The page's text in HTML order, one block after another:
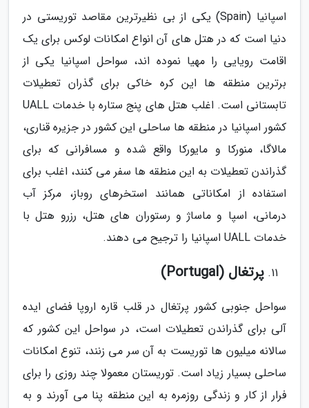
اسپانیا (Spain) یکی از بی نظیرترین مقاصد توریستی در
دنیا است که در هتل های آن انواع امکانات لوکس برای یک
اقامت رویایی را مهیا نموده اند، سواحل اسپانیا یکی از
برترین منطقه ها این کره خاکی برای گذران تعطیلات
تابستانی است. اغلب هتل های پنج ستاره با خدمات UALL
کشور اسپانیا در منطقه ها ساحلی این کشور در جزیره قناری،
مالاگا، منورکا و مایورکا واقع شده و مسافرانی که برای
گذراندن تعطیلات به این منطقه ها سفر می کنند، اغلب برای
استفاده از امکاناتی همانند استخرهای روباز، مرکز آب
درمانی، اسپا و ماساژ و رستوران های هتل، رزرو هتل با
خدمات UALL اسپانیا را ترجیح می دهند.
پرتغال (Portugal)
سواحل جنوبی کشور پرتغال در قلب قاره اروپا فضای ایده
آلی برای گذراندن تعطیلات است، در سواحل این کشور که
سالانه میلیون ها توریست به آن سر می زنند، تنوع امکانات
ساحلی بسیار زیاد است. توریستان معمولا چند روزی را برای
فرار از کار و زندگی روزمره به این منطقه پنا می آورند و به